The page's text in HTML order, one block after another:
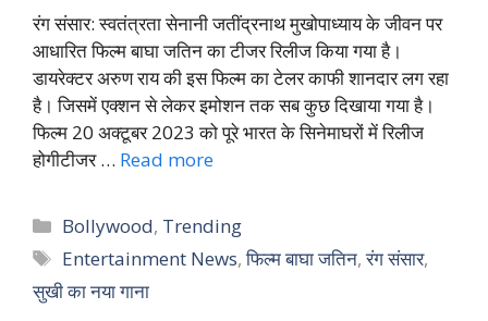
रंग संसार: स्वतंत्रता सेनानी जतींद्रनाथ मुखोपाध्याय के जीवन पर
आधारित फिल्म बाघा जतिन का टीजर रिलीज किया गया है।
डायरेक्टर अरुण राय की इस फिल्म का टेलर काफी शानदार लग रहा
है। जिसमें एक्शन से लेकर इमोशन तक सब कुछ दिखाया गया है।
फिल्म 20 अक्टूबर 2023 को पूरे भारत के सिनेमाघरों में रिलीज
होगीटीजर … Read more
Categories
Bollywood, Trending
Tags
Entertainment News,फिल्म बाघा जतिन,रंग संसार,
सुखी का नया गाना